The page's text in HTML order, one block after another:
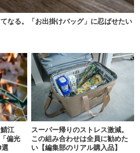
てなる。「お出掛けバッグ」に忍ばせたい
江
偏光
スーパー帰りのストレス激減。
この組み合わせは全員に勧めた
い【編集部のリアル購入品】